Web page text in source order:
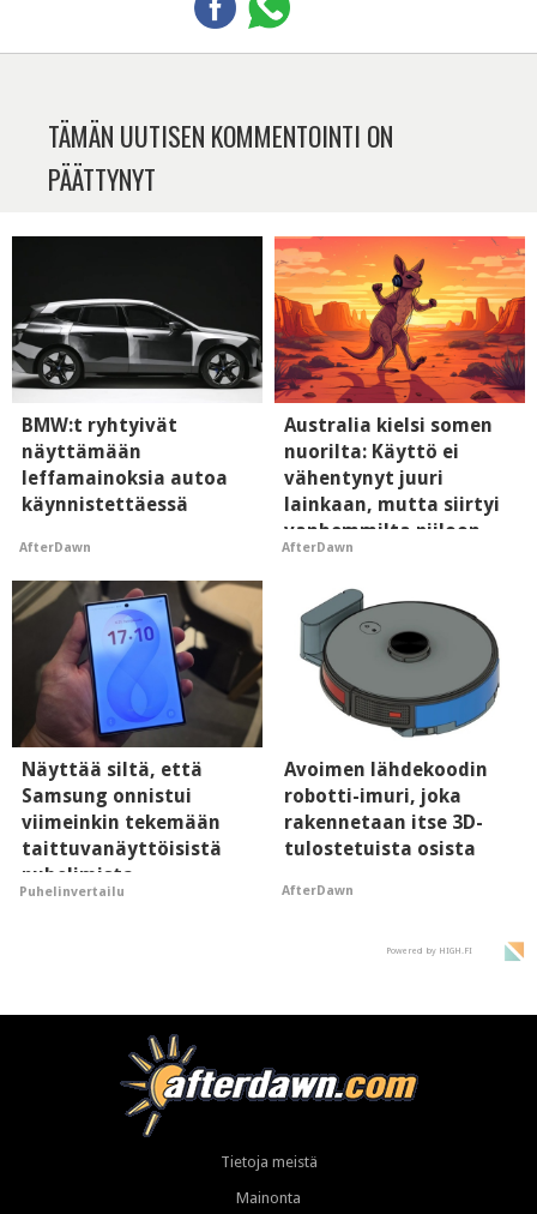
TÄMÄN UUTISEN KOMMENTOINTI ON
PÄÄTTYNYT
BMW:t ryhtyivät
näyttämään
leffamainoksia autoa
käynnistettäessä
AfterDawn
Australia kielsi somen
nuorilta: Käyttö ei
vähentynyt juuri
lainkaan, mutta siirtyi
vanhemmilta piiloon
AfterDawn
Näyttää siltä, että
Samsung onnistui
viimeinkin tekemään
taittuvanäyttöisistä
puhelimista
supersuosittuja
Puhelinvertailu
Avoimen lähdekoodin
robotti-imuri, joka
rakennetaan itse 3D-
tulostetuista osista
AfterDawn
Powered by HIGH.FI
Tietoja meistä
Mainonta